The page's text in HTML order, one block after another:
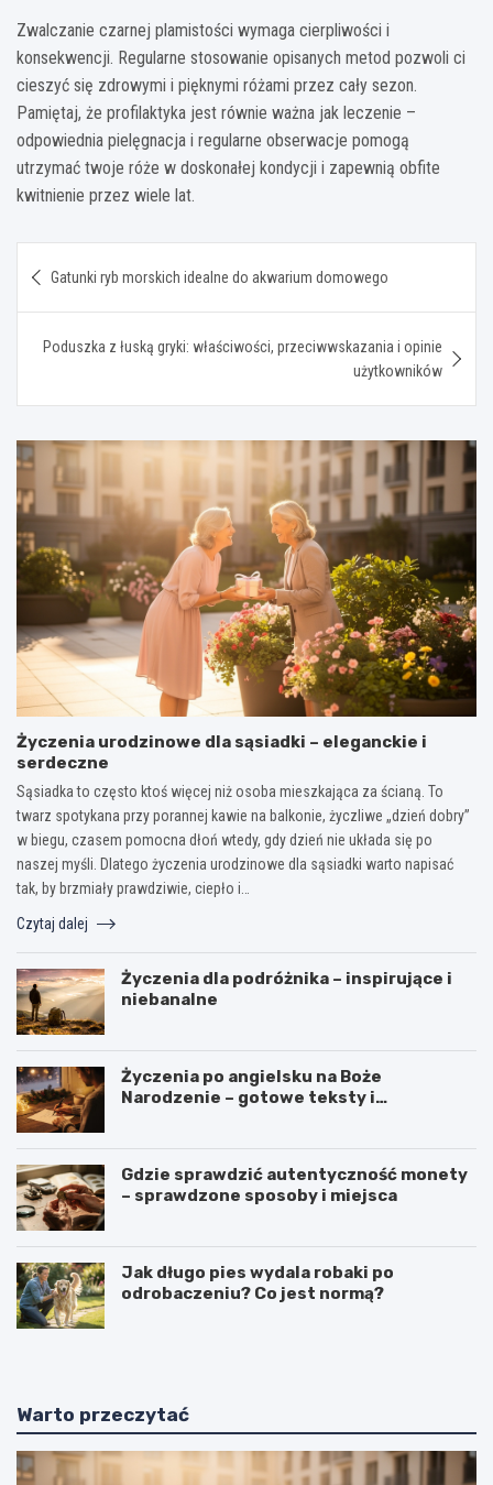
Zwalczanie czarnej plamistości wymaga cierpliwości i
konsekwencji. Regularne stosowanie opisanych metod pozwoli ci
cieszyć się zdrowymi i pięknymi różami przez cały sezon.
Pamiętaj, że profilaktyka jest równie ważna jak leczenie –
odpowiednia pielęgnacja i regularne obserwacje pomogą
utrzymać twoje róże w doskonałej kondycji i zapewnią obfite
kwitnienie przez wiele lat.
wpisu
Gatunki ryb morskich idealne do akwarium domowego
Poduszka z łuską gryki: właściwości, przeciwwskazania i opinie
użytkowników
Życzenia urodzinowe dla sąsiadki – eleganckie i
serdeczne
Sąsiadka to często ktoś więcej niż osoba mieszkająca za ścianą. To
twarz spotykana przy porannej kawie na balkonie, życzliwe „dzień dobry”
w biegu, czasem pomocna dłoń wtedy, gdy dzień nie układa się po
naszej myśli. Dlatego życzenia urodzinowe dla sąsiadki warto napisać
tak, by brzmiały prawdziwie, ciepło i…
Czytaj dalej
Życzenia dla podróżnika – inspirujące i
niebanalne
Życzenia po angielsku na Boże
Narodzenie – gotowe teksty i
Gdzie sprawdzić autentyczność monety
– sprawdzone sposoby i miejsca
Jak długo pies wydala robaki po
odrobaczeniu? Co jest normą?
Warto przeczytać